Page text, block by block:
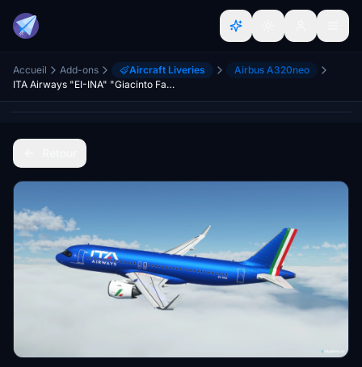
Accueil Add-ons Aircraft Liveries
Airbus A320neo
ITA Airways "EI-INA" "Giacinto Facchetti" Airbus A320 Neo